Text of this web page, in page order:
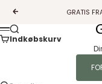
Forrige
GRATIS
Menu
Søg
Indkøbskurv